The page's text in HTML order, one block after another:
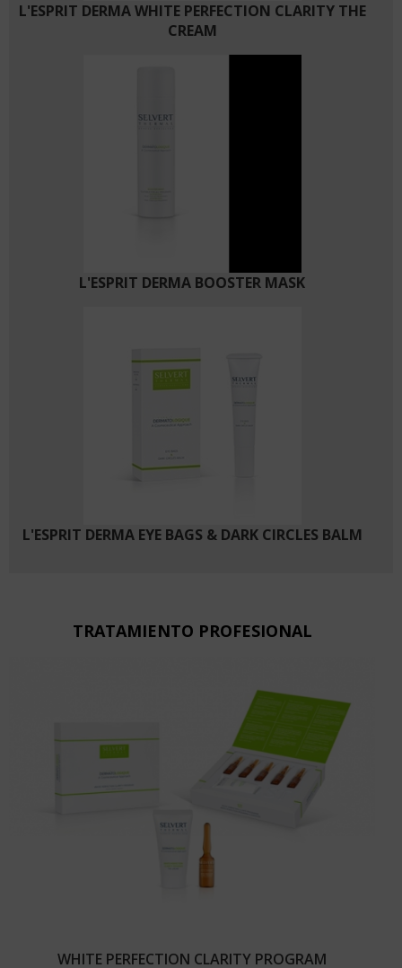
L'ESPRIT DERMA WHITE PERFECTION CLARITY THE
CREAM
L'ESPRIT DERMA BOOSTER MASK
L'ESPRIT DERMA EYE BAGS & DARK CIRCLES BALM
TRATAMIENTO PROFESIONAL
WHITE PERFECTION CLARITY PROGRAM